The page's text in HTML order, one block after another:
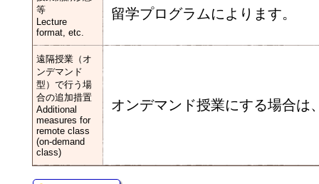
等
Lecture
format, etc.
留学プログラムによります。
遠隔授業（オ
ンデマンド
型）で行う場
合の追加措置
Additional
measures for
remote class
(on-demand
class)
オンデマンド授業にする場合は